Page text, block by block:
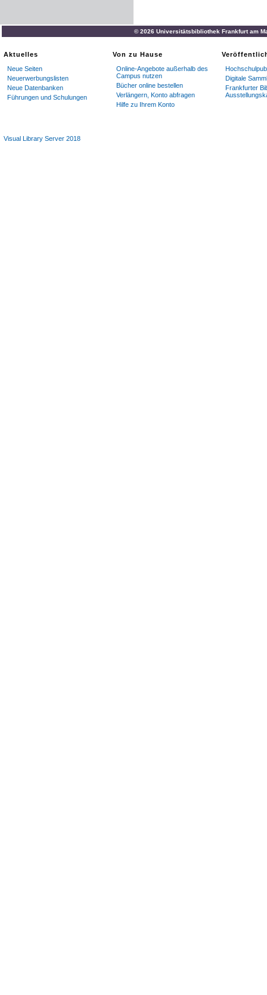
© 2026 Universitätsbibliothek Frankfurt am
Aktuelles
Neue Seiten
Neuerwerbungslisten
Neue Datenbanken
Führungen und Schulungen
Von zu Hause
Online-Angebote außerhalb des
Campus nutzen
Bücher online bestellen
Verlängern, Konto abfragen
Hilfe zu Ihrem Konto
Digitale
Frankfurter
Visual Library Server 2018